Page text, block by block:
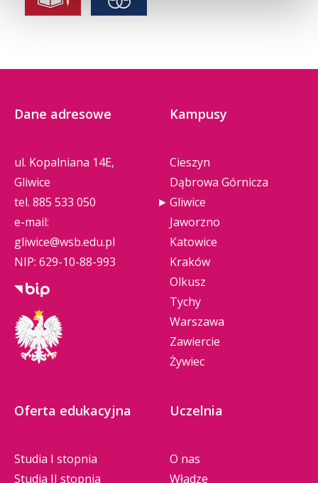
Dane adresowe
ul. Kopalniana 14E,
Gliwice
tel. 885 533 050
e-mail:
gliwice@wsb.edu.pl
NIP: 629-10-88-993
Kampusy
Cieszyn
Dąbrowa Górnicza
Gliwice
Jaworzno
Katowice
Kraków
Olkusz
Tychy
Warszawa
Zawiercie
Żywiec
Oferta edukacyjna
Studia I stopnia
Studia II stopnia
Uczelnia
O nas
Władze